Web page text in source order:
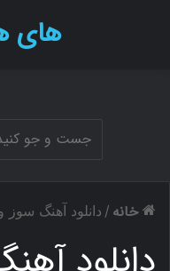
خانه / دانلود آهنگ